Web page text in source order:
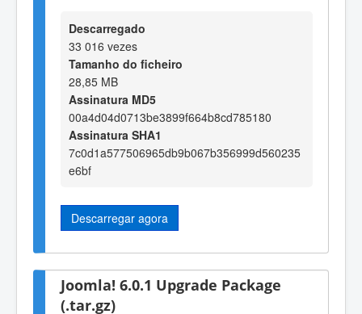
Descarregado
33 016 vezes
Tamanho do ficheiro
28,85 MB
Assinatura MD5
00a4d04d0713be3899f664b8cd785180
Assinatura SHA1
7c0d1a577506965db9b067b356999d560235
e6bf
Descarregar agora
Joomla! 6.0.1 Upgrade Package
(.tar.gz)